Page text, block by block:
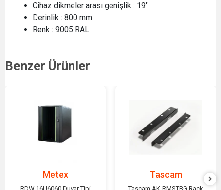
Cihaz dikmeler arası genişlik : 19"
Derinlik : 800 mm
Renk : 9005 RAL
Benzer Ürünler
Metex
RDW 16U6060 Duvar Tipi
Tascam
Tascam AK-RMSTBG Rack